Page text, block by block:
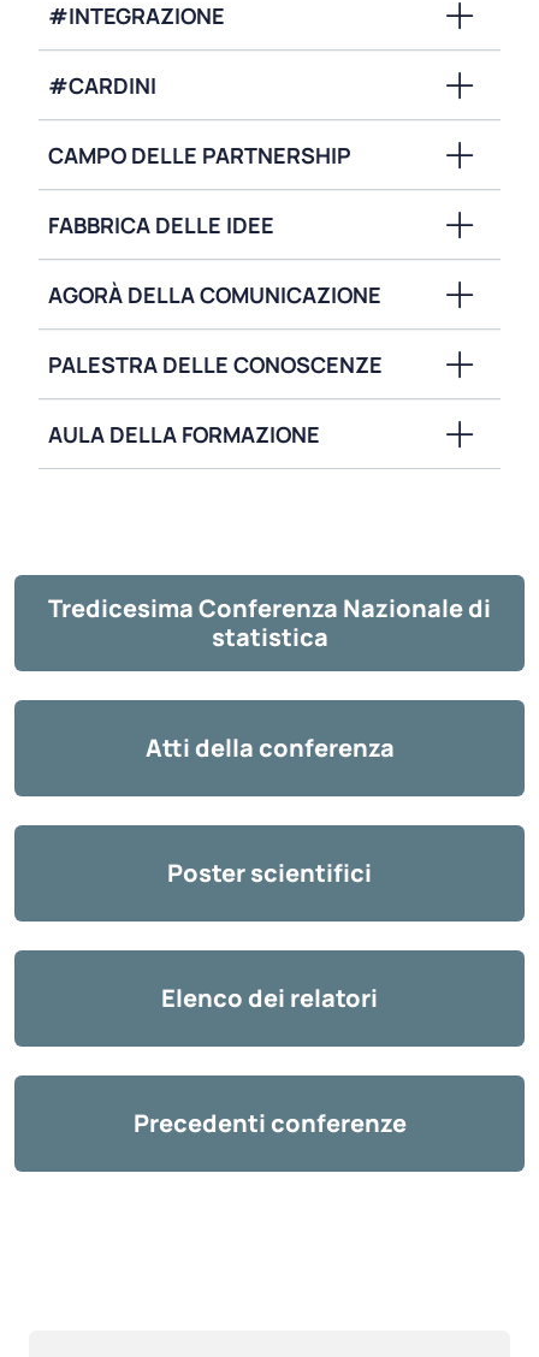
#INTEGRAZIONE
#CARDINI
CAMPO DELLE PARTNERSHIP
FABBRICA DELLE IDEE
AGORÀ DELLA COMUNICAZIONE
PALESTRA DELLE CONOSCENZE
AULA DELLA FORMAZIONE
Tredicesima Conferenza Nazionale di
statistica
Atti della conferenza
Poster scientifici
Elenco dei relatori
Precedenti conferenze